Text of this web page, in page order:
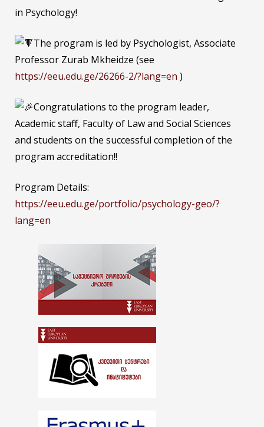
in Psychology!
The program is led by Psychologist, Associate
Professor Zurab Mkheidze (see
https://eeu.edu.ge/26266-2/?lang=en )
Congratulations to the program leader,
Academic staff, Faculty of Law and Social Sciences
and students on the successful completion of the
program accreditation!!
Program Details:
https://eeu.edu.ge/portfolio/psychology-geo/?
lang=en